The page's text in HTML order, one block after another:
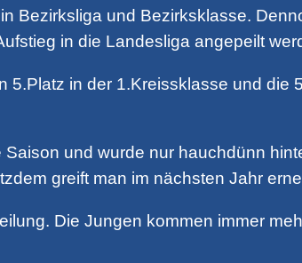
Bezirksliga und Bezirksklasse.
in die Landesliga angepeilt
in der 1.Kreissklasse und die
und wurde nur hauchdünn
greift man im nächsten Jahr
Die Jungen kommen immer